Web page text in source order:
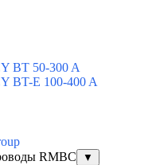
BT 50-300 A
BT-E 100-400 A
RMBC
▼